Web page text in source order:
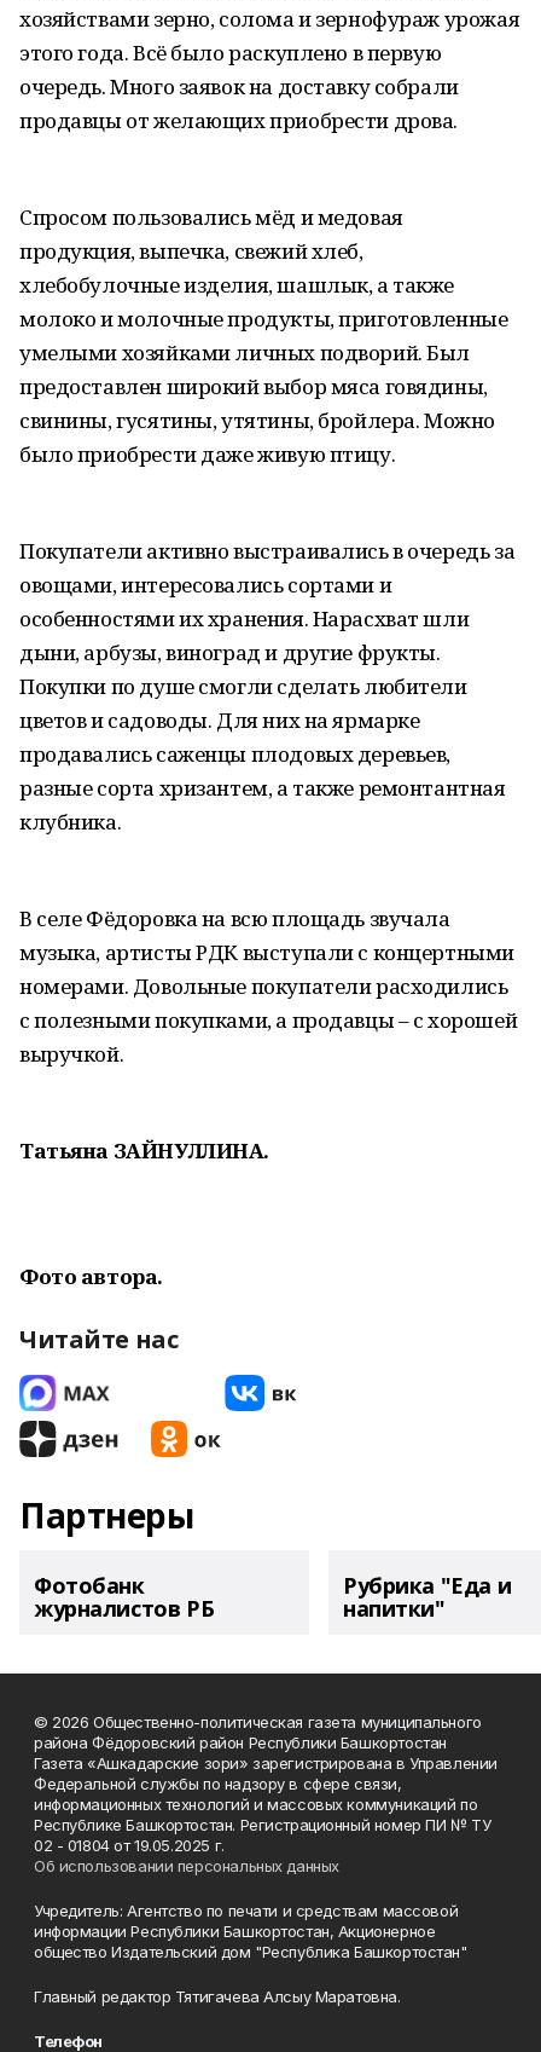
хозяйствами зерно, солома и зернофураж урожая
этого года. Всё было раскуплено в первую
очередь. Много заявок на доставку собрали
продавцы от желающих приобрести дрова.
Спросом пользовались мёд и медовая
продукция, выпечка, свежий хлеб,
хлебобулочные изделия, шашлык, а также
молоко и молочные продукты, приготовленные
умелыми хозяйками личных подворий. Был
предоставлен широкий выбор мяса говядины,
свинины, гусятины, утятины, бройлера. Можно
было приобрести даже живую птицу.
Покупатели активно выстраивались в очередь за
овощами, интересовались сортами и
особенностями их хранения. Нарасхват шли
дыни, арбузы, виноград и другие фрукты.
Покупки по душе смогли сделать любители
цветов и садоводы. Для них на ярмарке
продавались саженцы плодовых деревьев,
разные сорта хризантем, а также ремонтантная
клубника.
В селе Фёдоровка на всю площадь звучала
музыка, артисты РДК выступали с концертными
номерами. Довольные покупатели расходились
с полезными покупками, а продавцы – с хорошей
выручкой.
Татьяна ЗАЙНУЛЛИНА.
Фото автора.
Читайте нас
Партнеры
Фотобанк
журналистов РБ
Рубрика "Еда и
напитки"
© 2026 Общественно-политическая газета муниципального
района Фёдоровский район Республики Башкортостан
Газета «Ашкадарские зори» зарегистрирована в Управлении
Федеральной службы по надзору в сфере связи,
информационных технологий и массовых коммуникаций по
Республике Башкортостан. Регистрационный номер ПИ № ТУ
02 - 01804 от 19.05.2025 г.
Об использовании персональных данных
Учредитель: Агентство по печати и средствам массовой
информации Республики Башкортостан, Акционерное
общество Издательский дом "Республика Башкортостан"
Главный редактор Тятигачева Алсыу Маратовна.
Телефон